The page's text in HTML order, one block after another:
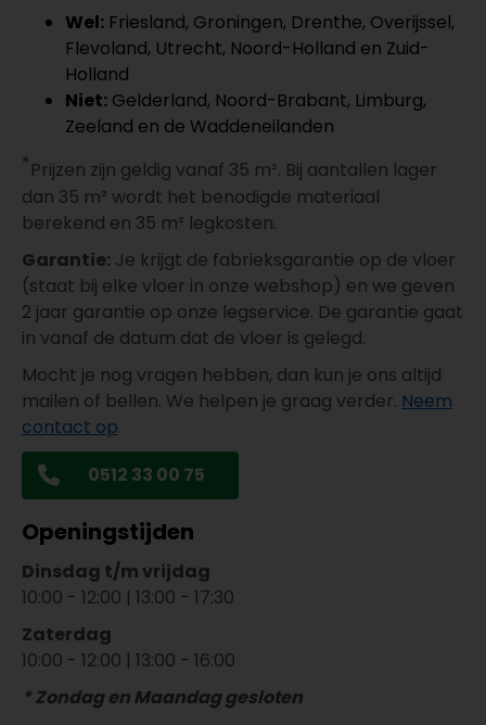
Wel: Friesland, Groningen, Drenthe, Overijssel,
Flevoland, Utrecht, Noord-Holland en Zuid-
Holland
Niet: Gelderland, Noord-Brabant, Limburg,
Zeeland en de Waddeneilanden
* Prijzen zijn geldig vanaf 35 m². Bij aantallen lager
dan 35 m² wordt het benodigde materiaal
berekend en 35 m² legkosten.
Garantie: Je krijgt de fabrieksgarantie op de vloer
(staat bij elke vloer in onze webshop) en we geven
2 jaar garantie op onze legservice. De garantie gaat
in vanaf de datum dat de vloer is gelegd.
Mocht je nog vragen hebben, dan kun je ons altijd
mailen of bellen. We helpen je graag verder. Neem
contact op.
0512 33 00 75
Openingstijden
Dinsdag t/m vrijdag
10:00 - 12:00 | 13:00 - 17:30
Zaterdag
10:00 - 12:00 | 13:00 - 16:00
* Zondag en Maandag gesloten